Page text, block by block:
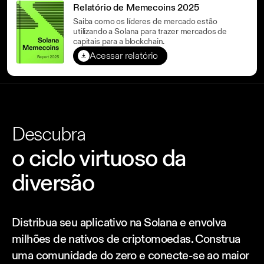
Relatório de Memecoins 2025
Saiba como os líderes de mercado estão
utilizando a Solana para trazer mercados de
capitais para a blockchain.
Acessar relatório
Descubra
o ciclo virtuoso da
diversão
Distribua seu aplicativo na Solana e envolva
milhões de nativos de criptomoedas. Construa
uma comunidade do zero e conecte-se ao maior